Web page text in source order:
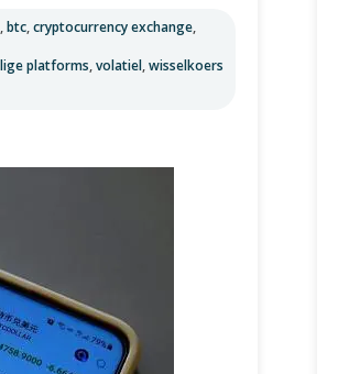
,btc,cryptocurrency exchange,
platforms,volatiel,wisselkoers